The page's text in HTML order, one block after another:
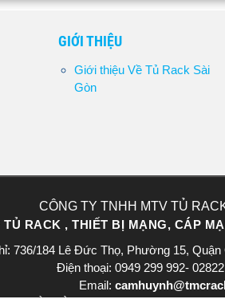
GIỚI THIỆU
Giới thiệu Về Tủ Rack Sài
Gòn
CÔNG TY TNHH MTV TỦ
TỦ RACK , THIẾT BỊ MẠNG, CÁP
736/184 Lê Đức Thọ, Phường 15, Quận
Điện thoại: 0949 299 992-
Email: